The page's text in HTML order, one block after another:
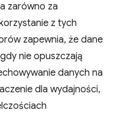
zarówno za
z tych
zapewnia, że dane
nie opuszczają
danych na
dla wydajności,